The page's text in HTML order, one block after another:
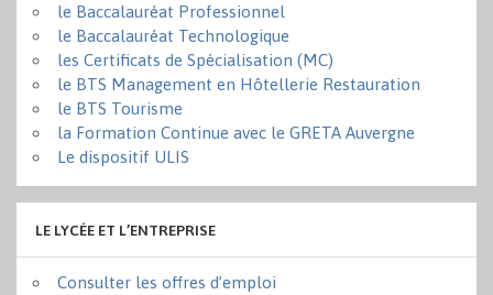
le Baccalauréat Professionnel
le Baccalauréat Technologique
les Certificats de Spécialisation (MC)
le BTS Management en Hôtellerie Restauration
le BTS Tourisme
la Formation Continue avec le GRETA Auvergne
Le dispositif ULIS
LE LYCÉE ET L’ENTREPRISE
Consulter les offres d’emploi